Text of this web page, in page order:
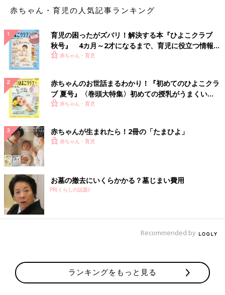
赤ちゃん・育児の人気記事ランキング
育児の困ったがズバリ！解決する本『ひよこクラブ
秋号』 4カ月～2才になるまで、育児に役立つ情報が
いっぱい！
赤ちゃん・育児
赤ちゃんのお世話まるわかり！『初めてのひよこクラ
ブ 夏号』〈巻頭大特集〉初めての授乳がうまくい
く！ おっぱい・ミルクの基本と夏のトラブル 解決テ
赤ちゃん・育児
赤ちゃんが生まれたら！2冊の「たまひよ」
赤ちゃん・育児
お墓の撤去にいくらかかる？墓じまい費用
PR(くらしの話題)
Recommended by
ランキングをもっと見る